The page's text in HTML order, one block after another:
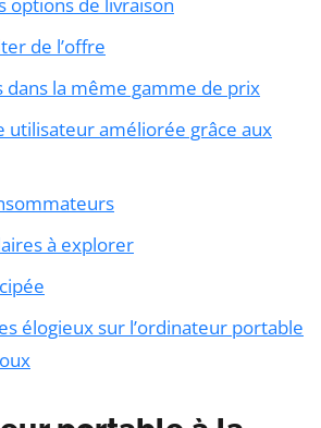
de l’offre
dans la même gamme de prix
utilisateur améliorée grâce aux
à explorer
élogieux sur l’ordinateur portable